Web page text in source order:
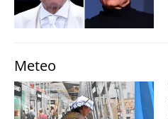
Meteo